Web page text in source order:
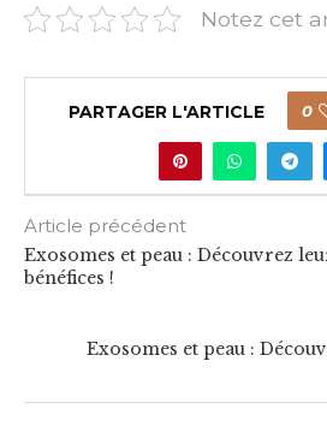
Notez cet
PARTAGER L'ARTICLE 0
Article précédent
Exosomes et peau : Découvrez
bénéfices !
Exosomes et peau :